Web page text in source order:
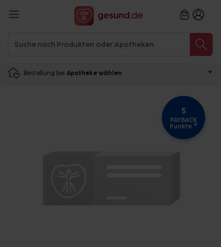
Bestellung bei Apotheke wählen
5
PAYBACK
Punkte 4